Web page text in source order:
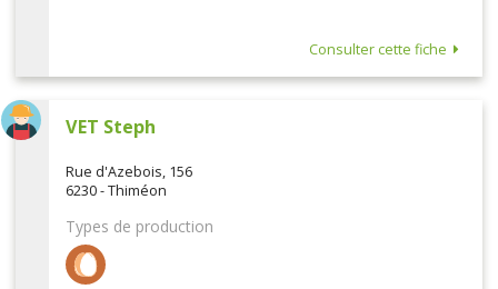
Consulter cette fiche
VET Steph
Rue d'Azebois, 156
6230 - Thiméon
Types de production